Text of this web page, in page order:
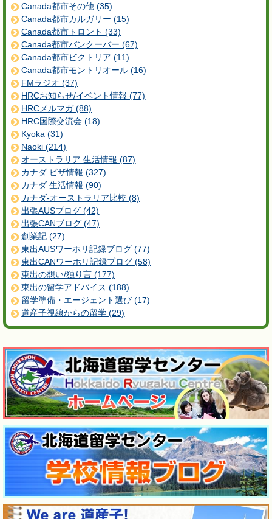
Canada都市その他 (35)
Canada都市カルガリー (15)
Canada都市トロント (33)
Canada都市バンクーバー (67)
Canada都市ビクトリア (11)
Canada都市モントリオール (16)
FMラジオ (37)
HRCお知らせ/イベント情報 (77)
HRCメルマガ (88)
HRC国際交流会 (18)
Kyoka (31)
Naoki (214)
オーストラリア 生活情報 (87)
カナダ ビザ情報 (327)
カナダ 生活情報 (90)
カナダ-オーストラリア比較 (8)
出張AUSブログ (42)
出張CANブログ (47)
創業記 (27)
東出AUSワーホリ記録ブログ (77)
東出CANワーホリ記録ブログ (58)
東出の想い/独り言 (177)
東出の留学アドバイス (188)
留学準備・エージェント選び (17)
道産子視線からの留学 (29)